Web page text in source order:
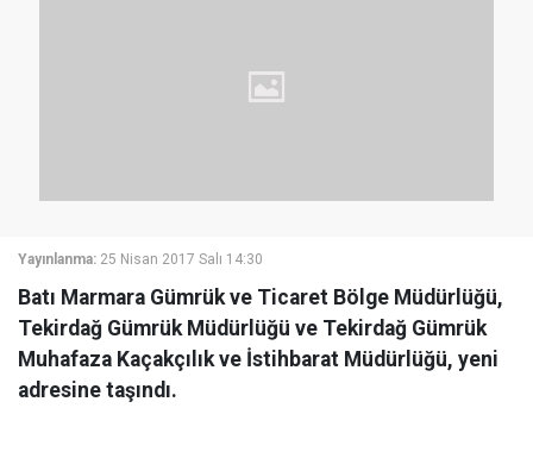
Yayınlanma: 25 Nisan 2017 Salı 14:30
Batı Marmara Gümrük ve Ticaret Bölge Müdürlüğü,
Tekirdağ Gümrük Müdürlüğü ve Tekirdağ Gümrük
Muhafaza Kaçakçılık ve İstihbarat Müdürlüğü, yeni
adresine taşındı.